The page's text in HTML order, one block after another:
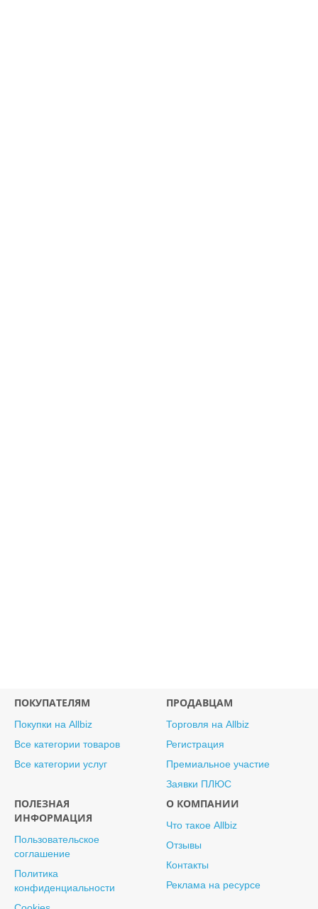
ПОКУПАТЕЛЯМ
Покупки на Allbiz
Все категории товаров
Все категории услуг
ПРОДАВЦАМ
Торговля на Allbiz
Регистрация
Премиальное участие
Заявки ПЛЮС
ПОЛЕЗНАЯ
ИНФОРМАЦИЯ
Пользовательское
соглашение
Политика
конфиденциальности
О КОМПАНИИ
Что такое Allbiz
Отзывы
Контакты
Реклама на ресурсе